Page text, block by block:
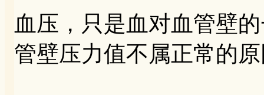
血压，只是血对血管壁
管壁压力值不属正常的